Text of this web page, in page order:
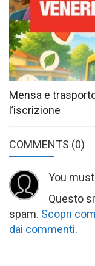
Mensa e
l’iscrizione
COMMENTS (0)
You
Questo
spam. Scopri
dai commenti.